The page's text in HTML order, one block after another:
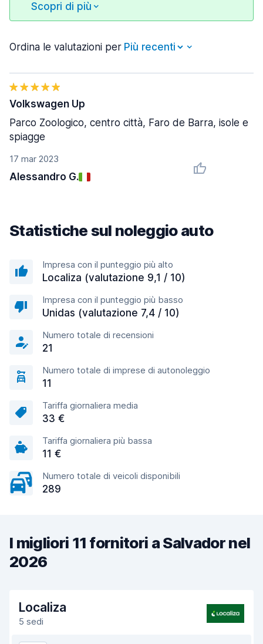
Scopri di più
Ordina le valutazioni per
17 mar 2023
Alessandro G.
Volkswagen Up
Parco Zoologico, centro città, Faro de Barra, isole e
spiagge
Statistiche sul noleggio auto
Impresa con il punteggio più alto
Localiza (valutazione 9,1 / 10)
Impresa con il punteggio più basso
Unidas (valutazione 7,4 / 10)
Numero totale di recensioni
21
Numero totale di imprese di autonoleggio
11
Tariffa giornaliera media
33 €
Tariffa giornaliera più bassa
11 €
Numero totale di veicoli disponibili
289
I migliori 11 fornitori a Salvador nel
2026
Localiza
5 sedi